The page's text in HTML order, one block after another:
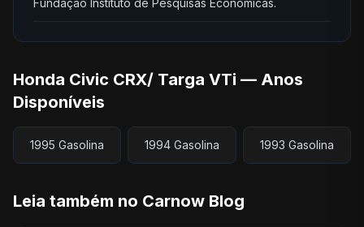
Fundação Instituto de Pesquisas Econômicas.
Honda Civic CRX/ Targa VTi — Anos
Disponíveis
1995 Gasolina 1994 Gasolina 1993 Gasolina
Leia também no Carnow Blog